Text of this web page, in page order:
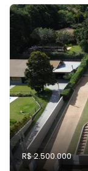
R$ 2.500.000